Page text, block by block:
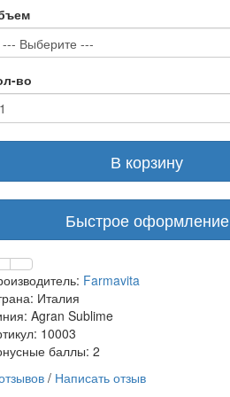
во
В корзину
Быстрое оформление
Farmavita
Италия
Agran Sublime
10003
баллы: 2
/ Написать отзыв